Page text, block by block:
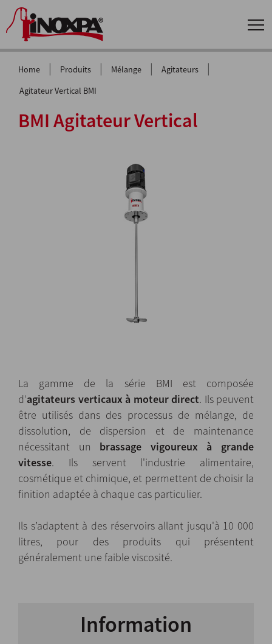
Home | Produits | Mélange | Agitateurs |
Agitateur Vertical BMI
BMI Agitateur Vertical
La gamme de la série BMI est composée
d’agitateurs verticaux à moteur direct. Ils peuvent
être utilisés dans des processus de mélange, de
dissolution, de dispersion et de maintenance
nécessitant un brassage vigoureux à grande
vitesse. Ils servent l'industrie alimentaire,
cosmétique et chimique, et permettent de choisir la
finition adaptée à chaque cas particulier.
Ils s’adaptent à des réservoirs allant jusqu'à 10 000
litres, pour des produits qui présentent
généralement une faible viscosité.
Information